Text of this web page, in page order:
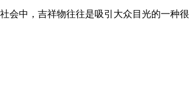
会中，吉祥物往往是吸引大众目光的一种很